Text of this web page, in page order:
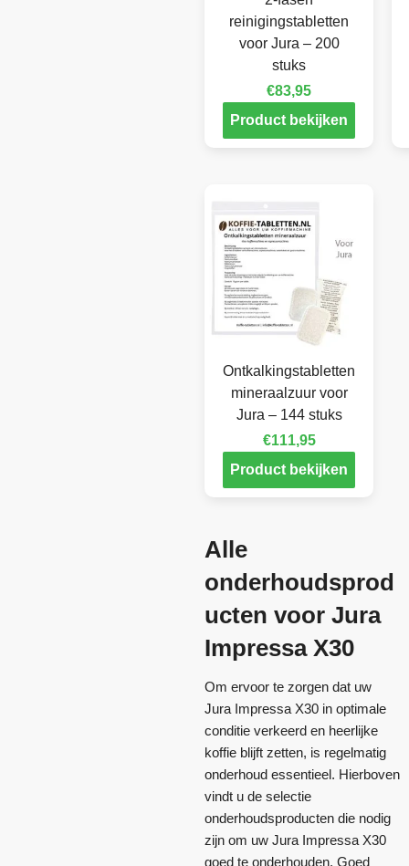
reinigingstabletten
voor Jura – 200
stuks
€83,95
Product bekijken
Ontkalkingstabletten
mineraalzuur voor
Jura – 144 stuks
€111,95
Product bekijken
Alle
onderhoudsprod
ucten voor Jura
Impressa X30
Om ervoor te zorgen dat uw
Jura Impressa X30 in optimale
conditie verkeerd en heerlijke
koffie blijft zetten, is regelmatig
onderhoud essentieel. Hierboven
vindt u de selectie
onderhoudsproducten die nodig
zijn om uw Jura Impressa X30
goed te onderhouden. Goed